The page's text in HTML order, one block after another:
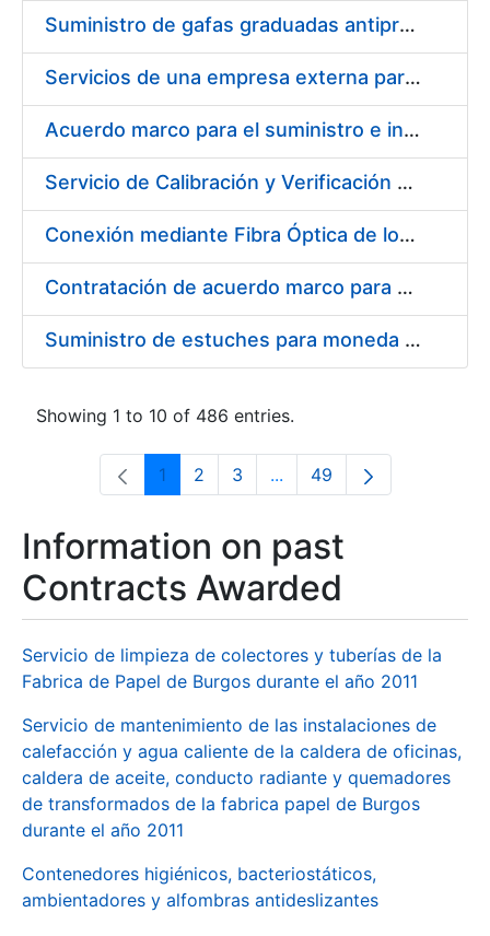
Suministro de gafas graduadas antiproyecciones para los trabajadores de la FNMT-RCM en los centros de trabajo de Madrid y Burgos
Servicios de una empresa externa para el asesoramiento y resolución de los recursos de alzada que se presentan relacionados con procesos de selección para la FNMT-RCM
Acuerdo marco para el suministro e instalación de persianas, estores y otros complementos
Servicio de Calibración y Verificación Externa de los Equipos de Medición del Servicio de Prevención de la FNMT-RCM
Conexión mediante Fibra Óptica de los Centros de Proceso de Datos (CPDs) de las sedes de la FNMT-RCM de Burgos y Madrid
Contratación de acuerdo marco para el Suministro de Material de Electricidad para la Fábrica Nacional de Moneda y Timbre-Real Casa de la Moneda en su centro de trabajo de Burgos
Suministro de estuches para moneda de 30 €
Showing 1 to 10 of 486 entries.
Page
1 Page
2 Page
3 ...Intermediate Pages Use
Page
49
Information on past
Contracts Awarded
Servicio de limpieza de colectores y tuberías de la
Fabrica de Papel de Burgos durante el año 2011
Servicio de mantenimiento de las instalaciones de
calefacción y agua caliente de la caldera de oficinas,
caldera de aceite, conducto radiante y quemadores
de transformados de la fabrica papel de Burgos
durante el año 2011
Contenedores higiénicos, bacteriostáticos,
ambientadores y alfombras antideslizantes